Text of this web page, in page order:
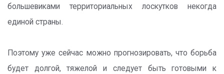
большевиками территориальных лоскутков некогда
единой страны.
Поэтому уже сейчас можно прогнозировать, что борьба
будет долгой, тяжелой и следует быть готовыми к